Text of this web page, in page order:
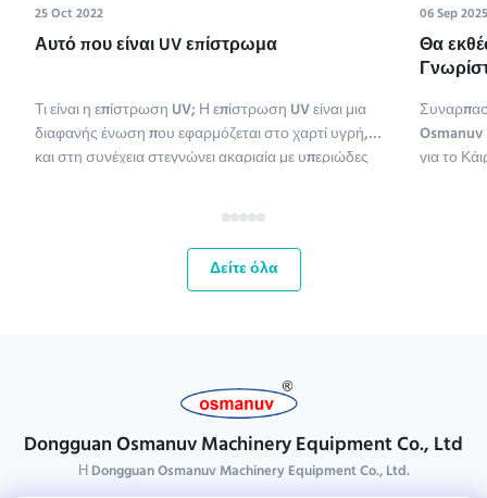
25 Oct 2022
Αυτό που είναι UV επίστρωμα
Τι είναι η επίστρωση UV; Η επίστρωση UV είναι μια
διαφανής ένωση που εφαρμόζεται στο χαρτί υγρή,
και στη συνέχεια στεγνώνει ακαριαία με υπεριώδες
επίστρωσης υπεριώδους ακτινοβολίας).
Χρησιμοποιούνται διάφοροι τύποι ενώσεων για την
επίστρωση χαρτιού. Οι χημ...
06 Sep 2025
Θα
Tissue
για το
Δείτε όλα
Dongguan Osmanuv Machinery Equipment Co., Ltd
Η Dongguan Osmanuv Machinery Equipment Co., Ltd.